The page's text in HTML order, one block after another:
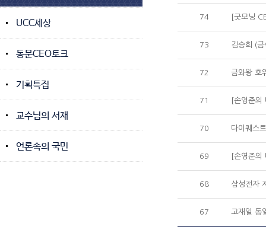
UCC세상
동문CEO토크
기획특집
교수님의 서재
언론속의 국민
74 [굿모닝
73 김승희 (
72 금와왕 호
71 [손영준의
70 다이퀘스
69 [손영준의
68 삼성전자
67 고재일 동